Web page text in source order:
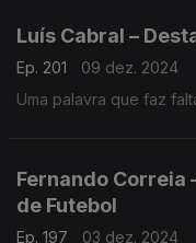
Luís Cabral –
Ep. 201
09 dez. 2024
Uma palavra que faz
Fernando Correia
de Futebol
Ep. 197 03 dez. 2024